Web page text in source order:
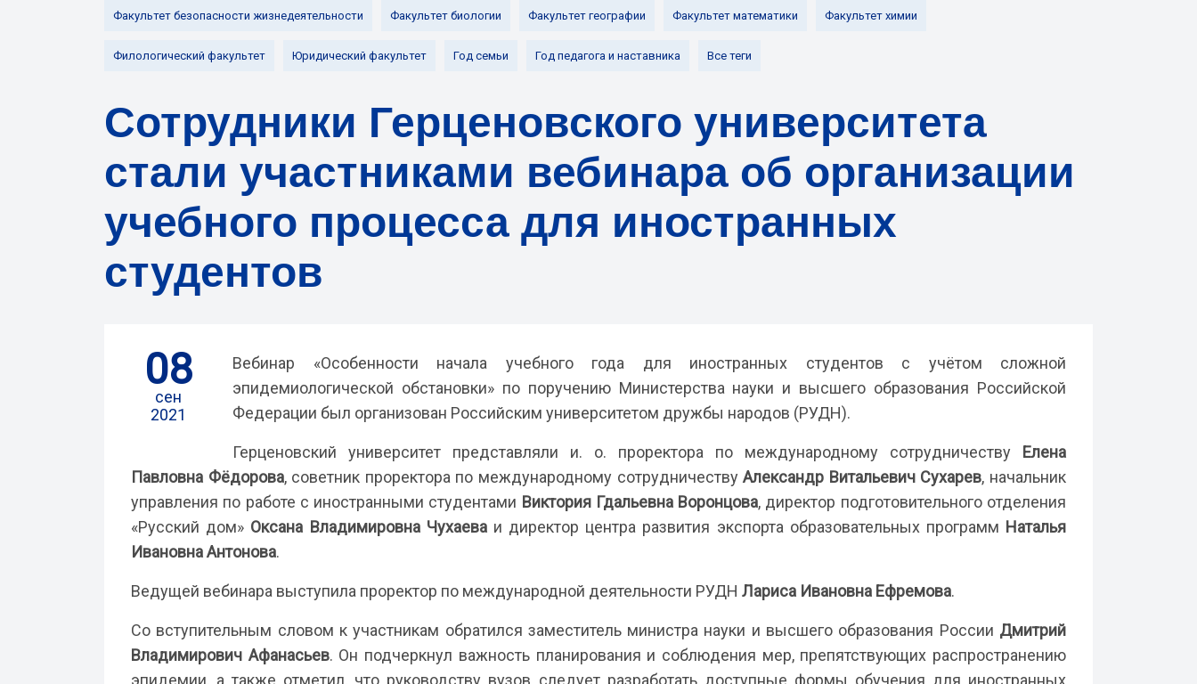
Факультет безопасности жизнедеятельности Факультет биологии Факультет географии Факультет математики Факультет химии
Филологический факультет Юридический факультет Год семьи Год педагога и наставника Все теги
Сотрудники Герценовского университета
стали участниками вебинара об организации
учебного процесса для иностранных
студентов
08
сен
2021
Вебинар «Особенности начала учебного года для иностранных студентов с учётом сложной
эпидемиологической обстановки» по поручению Министерства науки и высшего образования Российской
Федерации был организован Российским университетом дружбы народов (РУДН).
Герценовский университет представляли и. о. проректора по международному сотрудничеству Елена
Павловна Фёдорова, советник проректора по международному сотрудничествуАлександр Витальевич Сухарев, начальник
управления по работе с иностранными студентами Виктория Гдальевна Воронцова, директор подготовительного отделения
«Русский дом» Оксана Владимировна Чухаева и директор центра развития экспорта образовательных программ Наталья
Ивановна Антонова.
Ведущей вебинара выступила проректор по международной деятельности РУДН Лариса Ивановна Ефремова.
Со вступительным словом к участникам обратился заместитель министра науки и высшего образования России Дмитрий
Владимирович Афанасьев. Он подчеркнул важность планирования и соблюдения мер, препятствующих распространению
эпидемии, а также отметил, что руководству вузов следует разработать доступные формы обучения для иностранных